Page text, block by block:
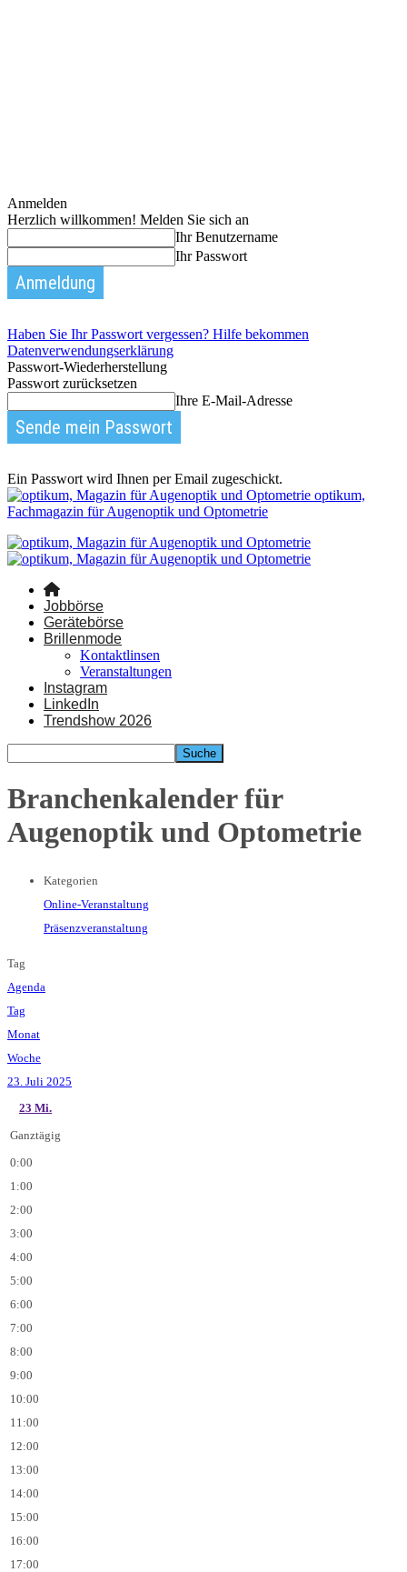
Anmelden
Herzlich willkommen! Melden Sie sich an
Ihr Benutzername
Ihr Passwort
Haben Sie Ihr Passwort vergessen? Hilfe bekommen
Datenverwendungserklärung
Passwort-Wiederherstellung
Passwort zurücksetzen
Ihre E-Mail-Adresse
Ein Passwort wird Ihnen per Email zugeschickt.
optikum,
Fachmagazin für Augenoptik und Optometrie
Jobbörse
Gerätebörse
Brillenmode
Kontaktlinsen
Veranstaltungen
Instagram
LinkedIn
Trendshow 2026
Branchenkalender für
Augenoptik und Optometrie
Kategorien
Online-Veranstaltung
Präsenzveranstaltung
Tag
Agenda
Tag
Monat
Woche
23. Juli 2025
23 Mi.
Ganztägig
0:00
1:00
2:00
3:00
4:00
5:00
6:00
7:00
8:00
9:00
10:00
11:00
12:00
13:00
14:00
15:00
16:00
17:00